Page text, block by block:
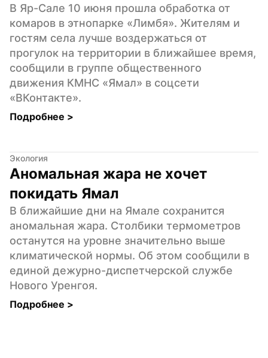
В Яр-Сале 10 июня прошла обработка от
комаров в этнопарке «Лимбя». Жителям и
гостям села лучше воздержаться от
прогулок на территории в ближайшее время,
сообщили в группе общественного
движения КМНС «Ямал» в соцсети
«ВКонтакте».
Подробнее >
Экология
Аномальная жара не хочет
покидать Ямал
В ближайшие дни на Ямале сохранится
аномальная жара. Столбики термометров
останутся на уровне значительно выше
климатической нормы. Об этом сообщили в
единой дежурно-диспетчерской службе
Нового Уренгоя.
Подробнее >